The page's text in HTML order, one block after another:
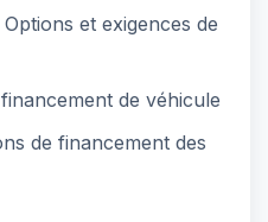
Options et exigences de
de véhicule
de financement des